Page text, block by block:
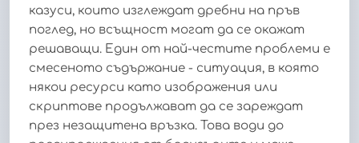
казуси, които изглеждат дребни на пръв
поглед, но всъщност могат да се окажат
решаващи. Един от най-честите проблеми е
смесеното съдържание - ситуация, в която
някои ресурси като изображения или
скриптове продължават да се зареждат
през незащитена връзка. Това води до